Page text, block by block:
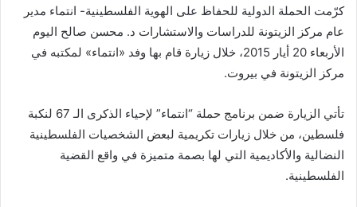
كرّمت الحملة الدولية للحفاظ على الهوية الفلسطينية- انتماء مدير
عام مركز الزيتونة للدراسات والاستشارات د. محسن صالح اليوم
الأربعاء 20 أيار 2015، خلال زيارة قام بها وفد «انتماء» لمكتبه في
مركز الزيتونة في بيروت.
تأتي الزيارة ضمن برنامج حملة “انتماء” لإحياء الذكرى الـ 67 لنكبة
فلسطين، من خلال زيارات تكريمية لبعض الشخصيات الفلسطينية
النضالية والأكاديمية التي لها بصمة متميزة في واقع القضية
الفلسطينية.